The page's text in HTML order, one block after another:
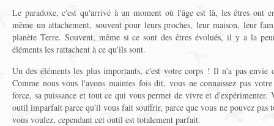
Le paradoxe, c'est qu'arrivé à un moment où l'âge est là, les êtres ont
même un attachement, souvent pour leurs proches, leur maison, leur
planète Terre. Souvent, même si ce sont des êtres évolués, il y a la
éléments les rattachent à ce qu'ils sont.
Un des éléments les plus importants, c'est votre corps ! Il n'a pas
Comme nous vous l'avons maintes fois dit, vous ne connaissez pas
force, sa puissance et tout ce qui vous permet de vivre et d'expérimenter.
outil imparfait parce qu'il vous fait souffrir, parce que vous ne pouvez pas
vous voulez, cependant cet outil est totalement parfait.